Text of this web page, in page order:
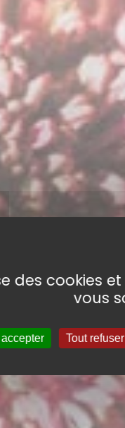
des cookies
vous
Tout refuser